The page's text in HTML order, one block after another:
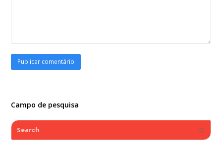
Campo de pesquisa
Search